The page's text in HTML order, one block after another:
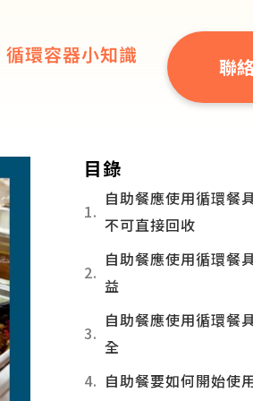
循環容器小知識 聯
目錄
自助餐應使用循環餐
不可直接回收
自助餐應使用循環餐
益
自助餐應使用循環餐
全
自助餐要如何開始使